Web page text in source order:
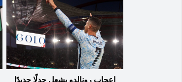
إعجاب رونالدو يشعل جدلًا جديدًا